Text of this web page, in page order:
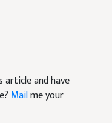
article and have
Mailme your